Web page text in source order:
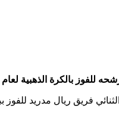
بالكرة الذهبية لعام 2024.
فريق ريال مدريد